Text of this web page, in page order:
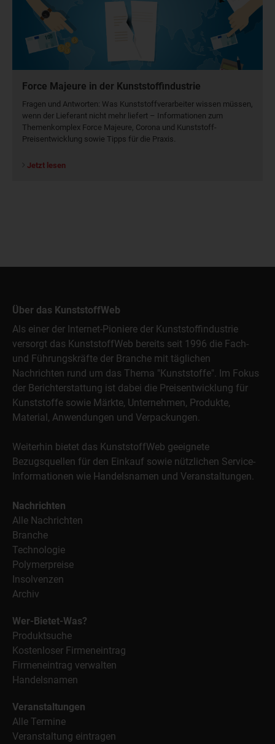
Force Majeure in der Kunststoffindustrie
Fragen und Antworten: Was Kunst­stoff­verarbeiter wissen müssen,
wenn der Lieferant nicht mehr liefert – Informationen zum
Themenkomplex Force Majeure, Corona und Kunststoff-
Preisentwicklung sowie Tipps für die Praxis.
Jetzt lesen
Über das KunststoffWeb
Als einer der Internet-Pioniere der Kunststoffindustrie
versorgt das KunststoffWeb bereits seit 1996 die Fach-
und Führungskräfte der Branche mit täglichen
Nachrichten rund um das Thema "Kunststoffe". Im Fokus
der Berichterstattung ist dabei die Preisentwicklung für
Kunststoffe sowie Märkte, Unternehmen, Produkte,
Material, Anwendungen und Verpackungen.
Weiterhin bietet das KunststoffWeb geeignete
Bezugsquellen für den Einkauf sowie nützlichen Service-
Informationen wie Handelsnamen und Veranstaltungen.
Nachrichten
Alle Nachrichten
Branche
Technologie
Polymerpreise
Insolvenzen
Archiv
Wer-Bietet-Was?
Produktsuche
Kostenloser Firmeneintrag
Firmeneintrag verwalten
Handelsnamen
Veranstaltungen
Alle Termine
Veranstaltung eintragen